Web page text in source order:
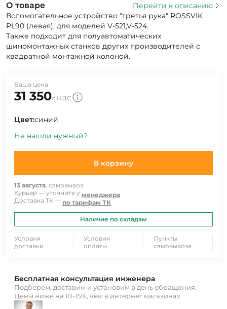
О товаре
Перейти к описанию
Вспомогательное устройство "третья рука" ROSSVIK
PL90 (левая), для моделей V-521,V-524.
Также подходит для полуавтоматических
шиномонтажных станков других производителей с
квадратной монтажной колоной.
Ваша цена
31 350с НДС
Цвет:синий
Не нашли нужный?
В корзину
13 августа, самовывоз
Курьер — уточните у менеджера
Доставка ТК — по тарифам ТК
Наличие по складам
Условия
доставки
Условия
оплаты
Пункты
самовывоза
Бесплатная консультация инженера
Подберем, доставим и установим в день обращения.
Цены ниже на 10-15%, чем в интернет магазинах